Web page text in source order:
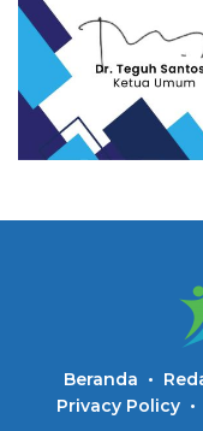
Beranda
Privacy Policy